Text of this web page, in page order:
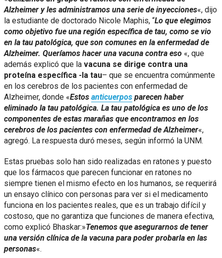
Alzheimer y les administramos una serie de inyecciones«, dijo
la estudiante de doctorado Nicole Maphis, “Lo que elegimos
como objetivo fue una región específica de tau, como se vio
en la tau patológica, que son comunes en la enfermedad de
Alzheimer. Queríamos hacer una vacuna contra eso «, que
además explicó que la vacuna se dirige contra una
proteína específica -la tau– que se encuentra comúnmente
en los cerebros de los pacientes con enfermedad de
Alzheimer, donde «Estos anticuerpos parecen haber
eliminado la tau patológica. La tau patológica es uno de los
componentes de estas marañas que encontramos en los
cerebros de los pacientes con enfermedad de Alzheimer«,
agregó. La respuesta duró meses, según informó la UNM.
Estas pruebas solo han sido realizadas en ratones y puesto
que los fármacos que parecen funcionar en ratones no
siempre tienen el mismo efecto en los humanos, se requerirá
un ensayo clínico con personas para ver si el medicamento
funciona en los pacientes reales, que es un trabajo difícil y
costoso, que no garantiza que funciones de manera efectiva,
como explicó Bhaskar:»Tenemos que asegurarnos de tener
una versión clínica de la vacuna para poder probarla en las
personas«.